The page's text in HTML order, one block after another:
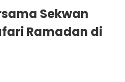
Sekwan
Ramadan di